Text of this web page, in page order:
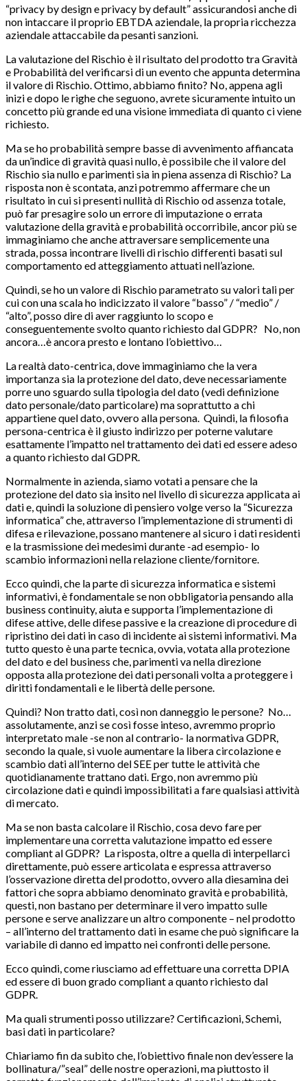
“privacy by design e privacy by default” assicurandosi anche di
non intaccare il proprio EBTDA aziendale, la propria ricchezza
aziendale attaccabile da pesanti sanzioni.
La valutazione del Rischio è il risultato del prodotto tra Gravità
e Probabilità del verificarsi di un evento che appunta determina
il valore di Rischio. Ottimo, abbiamo finito? No, appena agli
inizi e dopo le righe che seguono, avrete sicuramente intuito un
concetto più grande ed una visione immediata di quanto ci viene
richiesto.
Ma se ho probabilità sempre basse di avvenimento affiancata
da un’indice di gravità quasi nullo, è possibile che il valore del
Rischio sia nullo e parimenti sia in piena assenza di Rischio? La
risposta non è scontata, anzi potremmo affermare che un
risultato in cui si presenti nullità di Rischio od assenza totale,
può far presagire solo un errore di imputazione o errata
valutazione della gravità e probabilità occorribile, ancor più se
immaginiamo che anche attraversare semplicemente una
strada, possa incontrare livelli di rischio differenti basati sul
comportamento ed atteggiamento attuati nell’azione.
Quindi, se ho un valore di Rischio parametrato su valori tali per
cui con una scala ho indicizzato il valore “basso” / “medio” /
“alto”, posso dire di aver raggiunto lo scopo e
conseguentemente svolto quanto richiesto dal GDPR? No, non
ancora…è ancora presto e lontano l’obiettivo…
La realtà dato-centrica, dove immaginiamo che la vera
importanza sia la protezione del dato, deve necessariamente
porre uno sguardo sulla tipologia del dato (vedi definizione
dato personale/dato particolare) ma soprattutto a chi
appartiene quel dato, ovvero alla persona. Quindi, la filosofia
persona-centrica è il giusto indirizzo per poterne valutare
esattamente l’impatto nel trattamento dei dati ed essere adeso
a quanto richiesto dal GDPR.
Normalmente in azienda, siamo votati a pensare che la
protezione del dato sia insito nel livello di sicurezza applicata ai
dati e, quindi la soluzione di pensiero volge verso la “Sicurezza
informatica” che, attraverso l’implementazione di strumenti di
difesa e rilevazione, possano mantenere al sicuro i dati residenti
e la trasmissione dei medesimi durante -ad esempio- lo
scambio informazioni nella relazione cliente/fornitore.
Ecco quindi, che la parte di sicurezza informatica e sistemi
informativi, è fondamentale se non obbligatoria pensando alla
business continuity, aiuta e supporta l’implementazione di
difese attive, delle difese passive e la creazione di procedure di
ripristino dei dati in caso di incidente ai sistemi informativi. Ma
tutto questo è una parte tecnica, ovvia, votata alla protezione
del dato e del business che, parimenti va nella direzione
opposta alla protezione dei dati personali volta a proteggere i
diritti fondamentali e le libertà delle persone.
Quindi? Non tratto dati, così non danneggio le persone? No…
assolutamente, anzi se così fosse inteso, avremmo proprio
interpretato male -se non al contrario- la normativa GDPR,
secondo la quale, si vuole aumentare la libera circolazione e
scambio dati all’interno del SEE per tutte le attività che
quotidianamente trattano dati. Ergo, non avremmo più
circolazione dati e quindi impossibilitati a fare qualsiasi attività
di mercato.
Ma se non basta calcolare il Rischio, cosa devo fare per
implementare una corretta valutazione impatto ed essere
compliant al GDPR? La risposta, oltre a quella di interpellarci
direttamente, può essere articolata e espressa attraverso
l’osservazione diretta del prodotto, ovvero alla diesamina dei
fattori che sopra abbiamo denominato gravità e probabilità,
questi, non bastano per determinare il vero impatto sulle
persone e serve analizzare un altro componente – nel prodotto
– all’interno del trattamento dati in esame che può significare la
variabile di danno ed impatto nei confronti delle persone.
Ecco quindi, come riusciamo ad effettuare una corretta DPIA
ed essere di buon grado compliant a quanto richiesto dal
GDPR.
Ma quali strumenti posso utilizzare? Certificazioni, Schemi,
basi dati in particolare?
Chiariamo fin da subito che, l’obiettivo finale non dev’essere la
bollinatura/”seal” delle nostre operazioni, ma piuttosto il